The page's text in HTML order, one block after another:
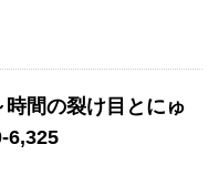
時間の裂け目とにゅ
6,325